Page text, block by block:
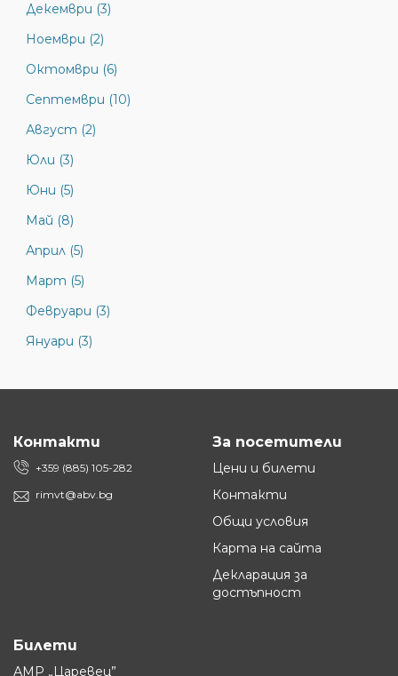
Декември (3)
Ноември (2)
Октомври (6)
Септември (10)
Август (2)
Юли (3)
Юни (5)
Май (8)
Април (5)
Март (5)
Февруари (3)
Януари (3)
Контакти
+359 (885) 105-282
rimvt@abv.bg
За посетители
Цени и билети
Контакти
Общи условия
Карта на сайта
Декларация за
достъпност
Билети
АМР „Царевец”